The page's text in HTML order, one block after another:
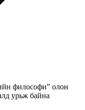
философи” олон
урьж байна